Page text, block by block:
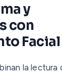
y
con
Facial
la lectura